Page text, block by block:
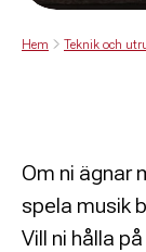
Hem Teknik och
Om ni ägnar
spela musik
Vill ni hålla